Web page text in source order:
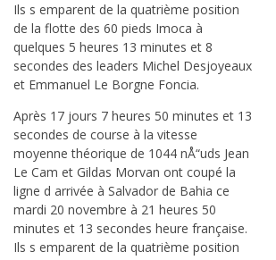
Ils s emparent de la quatrième position
de la flotte des 60 pieds Imoca à
quelques 5 heures 13 minutes et 8
secondes des leaders Michel Desjoyeaux
et Emmanuel Le Borgne Foncia.
Après 17 jours 7 heures 50 minutes et 13
secondes de course à la vitesse
moyenne théorique de 1044 nÅ“uds Jean
Le Cam et Gildas Morvan ont coupé la
ligne d arrivée à Salvador de Bahia ce
mardi 20 novembre à 21 heures 50
minutes et 13 secondes heure française.
Ils s emparent de la quatrième position